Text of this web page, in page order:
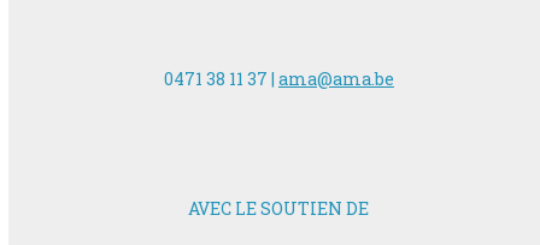
0471 38 11 37 | ama@ama.be
AVEC LE SOUTIEN DE